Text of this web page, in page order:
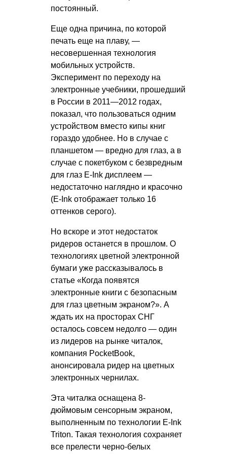
постоянный.
Еще одна причина, по которой
печать еще на плаву, —
несовершенная технология
мобильных устройств.
Эксперимент по переходу на
электронные учебники, прошедший
в России в 2011—2012 годах,
показал, что пользоваться одним
устройством вместо кипы книг
гораздо удобнее. Но в случае с
планшетом — вредно для глаз, а в
случае с покетбуком с безвредным
для глаз E-Ink дисплеем —
недостаточно наглядно и красочно
(E-Ink отображает только 16
оттенков серого).
Но вскоре и этот недостаток
ридеров останется в прошлом. О
технологиях цветной электронной
бумаги уже рассказывалось в
статье «Когда появятся
электронные книги с безопасным
для глаз цветным экраном?». А
ждать их на просторах СНГ
осталось совсем недолго — один
из лидеров на рынке читалок,
компания PocketBook,
анонсировала ридер на цветных
электронных чернилах.
Эта читалка оснащена 8-
дюймовым сенсорным экраном,
выполненным по технологии E-Ink
Triton. Такая технология сохраняет
все прелести черно-белых